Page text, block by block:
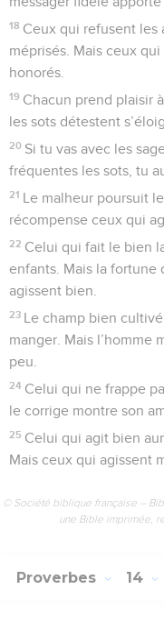
18 Ceux qui refusent les
méprisés. Mais ceux
honorés.
19 Chacun prend plaisir
les sots détestent
20 Si tu vas avec les
fréquentes les sots, tu
21 Le malheur poursuit
récompense ceux qui
22 Celui qui fait le bien
enfants. Mais la fortune
agissent bien.
23 Le champ bien
manger. Mais l’homme
peu.
24 Celui qui ne frappe
le corrige montre son
25 Celui qui agit bien
Mais ceux qui agissent
© Société biblique française –
une Bible imprimée,
Proverbes 14